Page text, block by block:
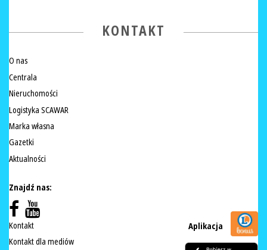
KONTAKT
O nas
Centrala
Nieruchomości
Logistyka SCAWAR
Marka własna
Gazetki
Aktualności
Znajdź nas:
Kontakt
Kontakt dla mediów
Aplikacja